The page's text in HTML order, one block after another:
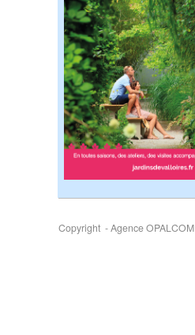
Copyright - Agence OPALCOM